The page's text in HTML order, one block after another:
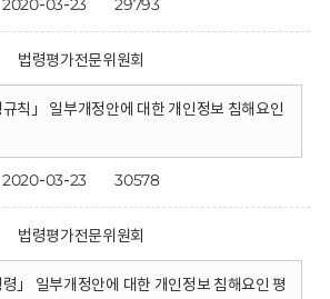
2020-03-23 29793
법령평가전문위원회
규칙」 일부개정안에 대한 개인정보 침해요인
2020-03-23 30578
법령평가전문위원회
령」 일부개정안에 대한 개인정보 침해요인 평